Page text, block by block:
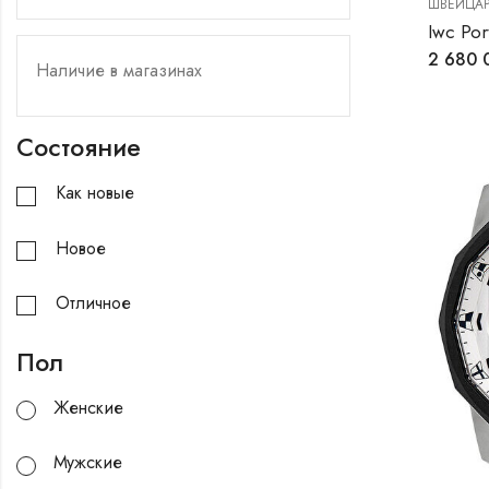
Iwc
2 680
Состояние
Как новые
Новое
Отличное
Пол
Женские
Мужские